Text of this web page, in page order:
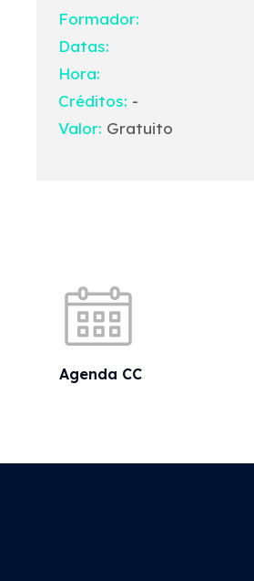
Formador:
Datas:
Hora:
Créditos: -
Valor: Gratuito
Agenda CC